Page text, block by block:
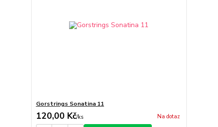
Gorstrings Sonatina 11
120,00 Kč/ks Na dotaz